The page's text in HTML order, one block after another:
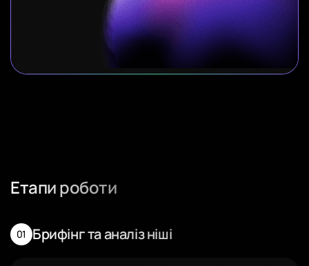
Етапи роботи
Брифінг та аналіз ніші